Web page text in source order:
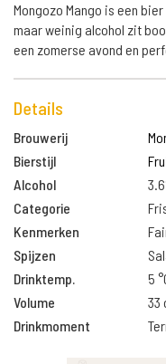
Mongozo Mango is een
maar weinig alcohol zit
een zomerse avond en
Details
Brouwerij
Bierstijl
Alcohol
Categorie
Kenmerken
Spijzen
Drinktemp.
5
Volume
33
Drinkmoment